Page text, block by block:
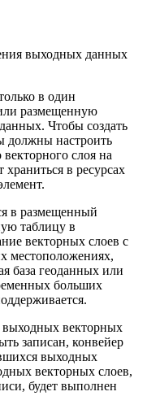
выходных данных
в один
размещенную
Чтобы создать
должны настроить
слоя на
в ресурсах
в размещенный
таблицу в
векторных слоев с
местоположениях,
база геоданных или
больших
выходных векторных
записан, конвейер
выходных
векторных слоев,
будет выполнен